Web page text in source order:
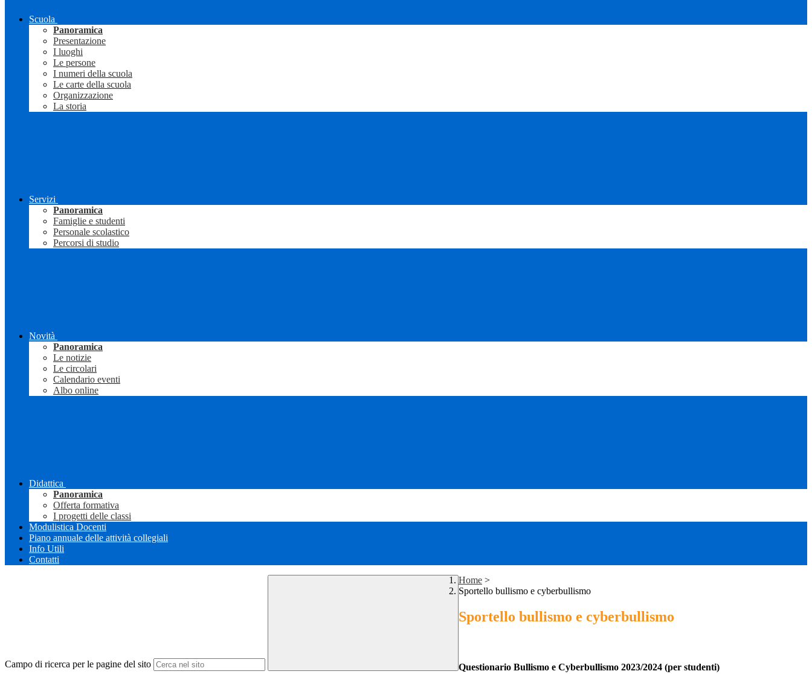
Scuola
Panoramica
Presentazione
I luoghi
Le persone
I numeri della scuola
Le carte della scuola
Organizzazione
La storia
Servizi
Panoramica
Famiglie e studenti
Personale scolastico
Percorsi di studio
Novità
Panoramica
Le notizie
Le circolari
Calendario eventi
Albo online
Didattica
Panoramica
Offerta formativa
I progetti delle classi
Modulistica Docenti
Piano annuale delle attività collegiali
Info Utili
Contatti
Campo di ricerca per le pagine del sito
Home >
Sportello bullismo e cyberbullismo
Sportello bullismo e cyberbullismo
Questionario Bullismo e Cyberbullismo 2023/2024 (per studenti)